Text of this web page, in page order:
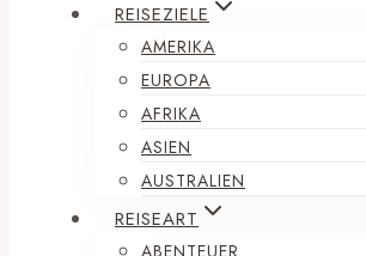
REISEZIELE
AMERIKA
EUROPA
AFRIKA
ASIEN
AUSTRALIEN
REISEART
ABENTEUER